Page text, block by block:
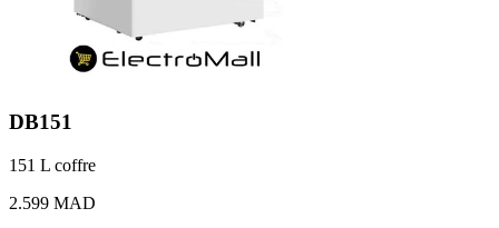
DB151
151 L coffre
2.599 MAD